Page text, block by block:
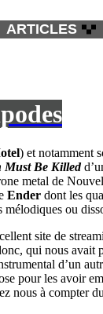
ARTICLES
) et notamment
Must Be Killed
metal de
Ender dont les
ou
site de
qui nous avait
d’un
pour les avoir
nous à compter